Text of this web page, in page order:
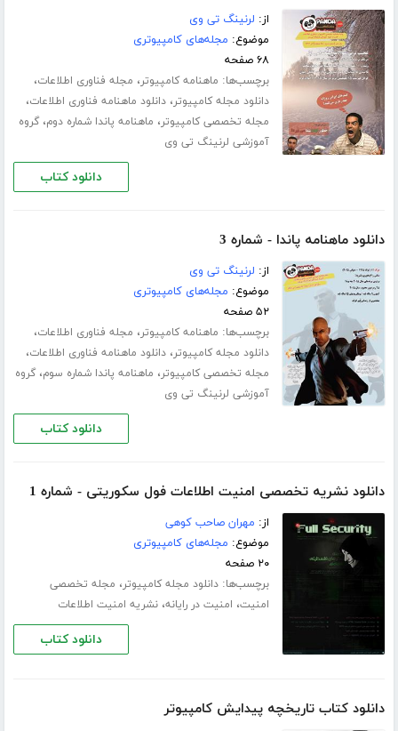
از: لرنینگ تی وی
موضوع: مجله‌های کامپیوتری
۶۸ صفحه
برچسب‌ها: ماهنامه کامپیوتر، مجله فناوری اطلاعات،
دانلود مجله کامپیوتر،دانلود ماهنامه فناوری اطلاعات،
مجله تخصصی کامپیوتر، ماهنامه پاندا شماره دوم،گروه
آموزشی لرنینگ تی وی
دانلود کتاب
دانلود ماهنامه پاندا - شماره 3
از: لرنینگ تی وی
موضوع: مجله‌های کامپیوتری
۵۲ صفحه
برچسب‌ها: ماهنامه کامپیوتر، مجله فناوری اطلاعات،
دانلود مجله کامپیوتر،دانلود ماهنامه فناوری اطلاعات،
مجله تخصصی کامپیوتر، ماهنامه پاندا شماره سوم،گروه
آموزشی لرنینگ تی وی
دانلود کتاب
دانلود نشریه تخصصی امنیت اطلاعات فول سکوریتی - شماره 1
از: مهران صاحب کوهی
موضوع: مجله‌های کامپیوتری
۲۰ صفحه
برچسب‌ها:دانلود مجله کامپیوتر، مجله تخصصی
امنیت، امنیت در رایانه،نشریه امنیت اطلاعات
دانلود کتاب
دانلود کتاب تاریخچه پیدایش کامپیوتر